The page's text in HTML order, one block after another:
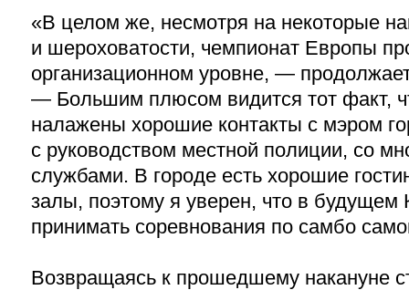
«В целом же, несмотря на некоторые
и шероховатости, чемпионат Европы
организационном уровне, —
— Большим плюсом видится тот факт,
налажены хорошие контакты с мэром
с руководством местной полиции, со
службами. В городе есть хорошие
залы, поэтому я уверен, что в будущем
принимать соревнования по самбо
Возвращаясь к прошедшему накануне